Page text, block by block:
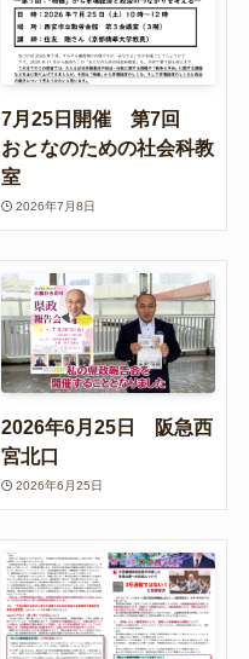
7月25日開催 第7回
おとなのための社会科教
室
2026年7月8日
2026年6月25日 阪急西
宮北口
2026年6月25日